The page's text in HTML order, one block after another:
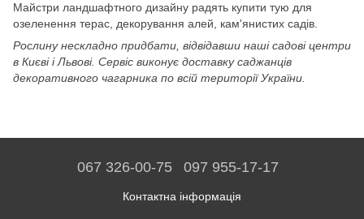
Майстри ландшафтного дизайну радять купити тую для
озеленення терас, декорування алей, кам'янистих садів.
Рослину нескладно придбати, відвідавши наші садові центри
в Києві і Львові. Сервіс виконує доставку саджанців
декоративного чагарника по всій території України.
067 326-00-75 097 955-17-17
Контактна інформація